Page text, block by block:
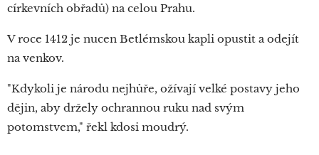
církevních obřadů) na celou Prahu.
V roce 1412 je nucen Betlémskou kapli opustit a odejít
na venkov.
"Kdykoli je národu nejhůře, ožívají velké postavy jeho
dějin, aby držely ochrannou ruku nad svým
potomstvem," řekl kdosi moudrý.